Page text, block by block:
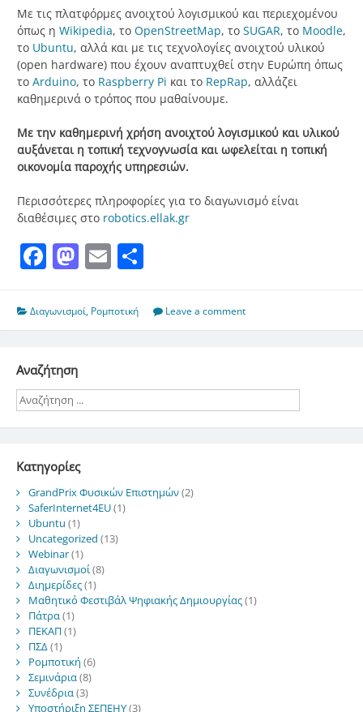
Με τις πλατφόρμες ανοιχτού λογισμικού και περιεχομένου
όπως η Wikipedia, το OpenStreetMap, το SUGAR, το Moodle,
το Ubuntu, αλλά και με τις τεχνολογίες ανοιχτού υλικού
(open hardware) που έχουν αναπτυχθεί στην Ευρώπη όπως
το Arduino, το Raspberry Pi και το RepRap, αλλάζει
καθημερινά ο τρόπος που μαθαίνουμε.
Με την καθημερινή χρήση ανοιχτού λογισμικού και υλικού
αυξάνεται η τοπική τεχνογνωσία και ωφελείται η τοπική
οικονομία παροχής υπηρεσιών.
Περισσότερες πληροφορίες για το διαγωνισμό είναι
διαθέσιμες στο robotics.ellak.gr
Facebook
Mastodon
Email
Διαγωνισμοί, Ρομποτική Leave a comment
Αναζήτηση
Kατηγορίες
GrandPrix Φυσικών Επιστημών(2)
SaferInternet4EU(1)
Ubuntu (1)
Uncategorized (13)
Webinar(1)
Διαγωνισμοί(8)
Διημερίδες(1)
Μαθητικό Φεστιβάλ Ψηφιακής Δημιουργίας(1)
Πάτρα(1)
ΠΕΚΑΠ(1)
ΠΣΔ(1)
Ρομποτική (6)
Σεμινάρια(8)
Συνέδρια(3)
Υποστήριξη ΣΕΠΕΗΥ(3)